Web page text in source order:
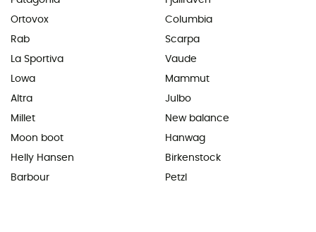
Ortovox
Rab
La Sportiva
Lowa
Altra
Millet
Moon boot
Helly Hansen
Barbour
Columbia
Scarpa
Vaude
Mammut
Julbo
New balance
Hanwag
Birkenstock
Petzl